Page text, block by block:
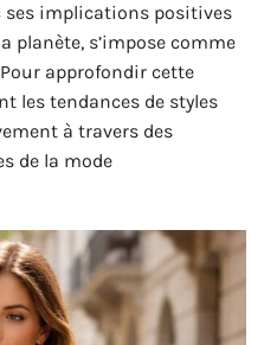
ses implications positives
planète, s’impose comme
approfondir cette
les tendances de styles
à travers des
de la mode